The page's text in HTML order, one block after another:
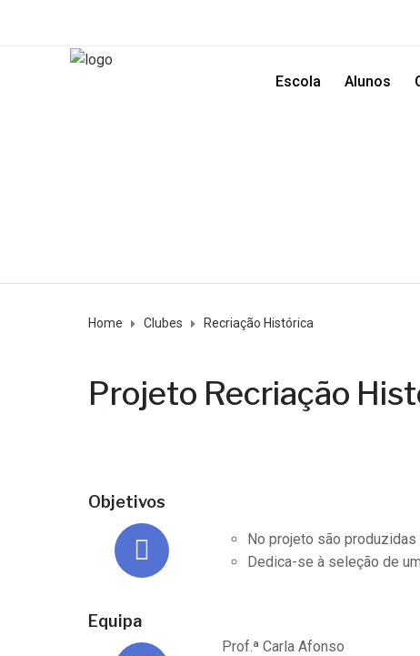
Escola Alunos
Home Clubes Recriação Histórica
Projeto Recriação
Objetivos
No projeto são
Dedica-se à seleção de
Equipa
Prof.ª Carla Afonso